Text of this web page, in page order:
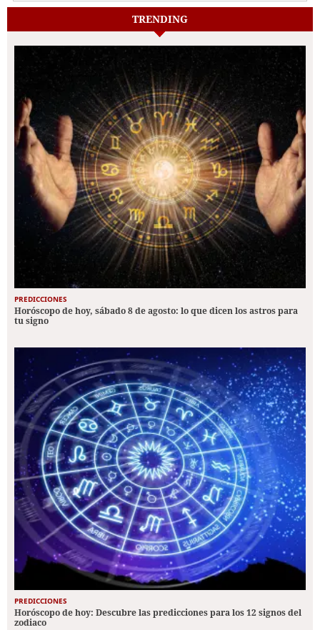
TRENDING
PREDICCIONES
Horóscopo de hoy, sábado 8 de agosto: lo que dicen los astros para
tu signo
PREDICCIONES
Horóscopo de hoy: Descubre las predicciones para los 12 signos del
zodiaco